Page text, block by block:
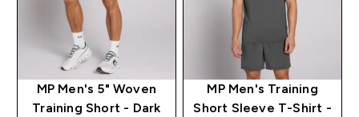
MP Men's 5" Woven
Training Short - Dark
MP Men's Training
Short Sleeve T-Shirt -